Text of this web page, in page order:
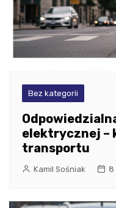
Bez kategorii
elektrycznej –
transportu
Kamil Sośniak 8